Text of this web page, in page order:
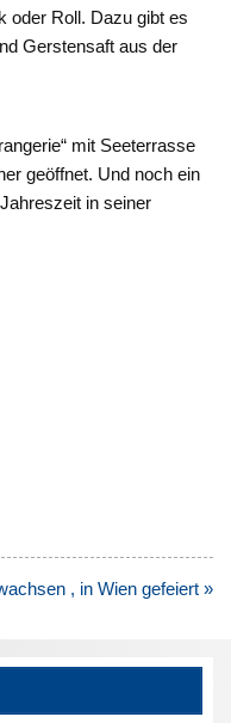
oder Roll. Dazu gibt es
Gerstensaft aus der
mit Seeterrasse
geöffnet. Und noch ein
in seiner
, in Wien gefeiert »